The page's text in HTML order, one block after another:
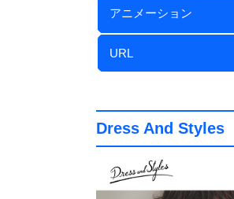
アニメーション
URL
Dress And Styles